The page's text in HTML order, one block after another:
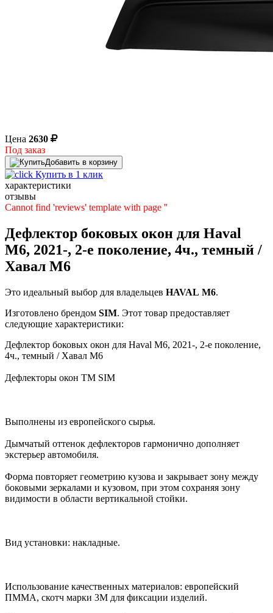
Цена 2630
Под заказ
Добавить в корзину
Купить в 1 клик
характеристики
отзывы
Cannot find 'reviews' template with page ''
Дефлектор боковых окон для Haval
M6, 2021-, 2-е поколение, 4ч., темный /
Хавал М6
Это идеальный выбор для владельцев HAVAL M6.
Изготовлено брендом SIM. Этот товар предоставляет
следующие характеристики:
Дефлектор боковых окон для Haval M6, 2021-, 2-е поколение,
4ч., темный / Хавал М6
Дефлекторы окон TM SIM
Выполнены из европейского сырья.
Дымчатый оттенок дефлекторов гармонично дополняет
экстерьер автомобиля.
Форма повторяет геометрию кузова и закрывает зону между
боковыми зеркалами и кузовом, при этом сохраняя зону
видимости в области вертикальной стойки.
Вид установки: накладные.
Использование качественных материалов: европейский
ПММА, скотч марки 3М для фиксации изделий.